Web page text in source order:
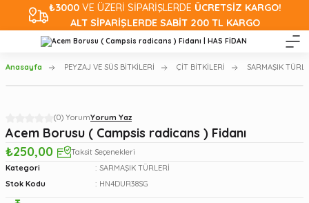
₺3000VE ÜZERİ SİPARİŞLERDE ÜCRETSİZ KARGO!
ALT SİPARİŞLERDE SABİT 200 TL KARGO
Anasayfa PEYZAJ VE SÜS BİTKİLERİ ÇİT BİTKİLERİ SARMAŞIK
(0) YorumYorum Yaz
Acem Borusu ( Campsis radicans ) Fidanı
₺250,00
Taksit Seçenekleri
Kategori
SARMAŞIK TÜRLERİ
Stok Kodu
HN4DUR38SG